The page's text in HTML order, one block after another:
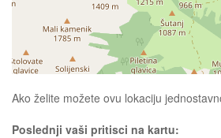
Ako želite možete ovu lokaciju
Poslednji vaši pritisci na kartu: